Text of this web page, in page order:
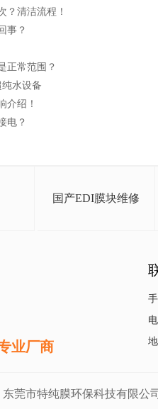
？清洁流程！
事？
正常范围？
水设备
介绍！
电？
国产EDI膜块维修
业厂商
东莞市特纯膜环保科技有限公